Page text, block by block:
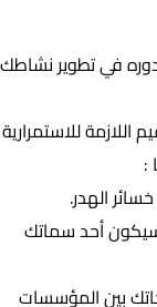
الايزو 14001 سيقوم بدوره في تطوير نشاطك
للاستمرارية
:
الهدر.
أحد سماتك
ترشيحاتك بين المؤسسات